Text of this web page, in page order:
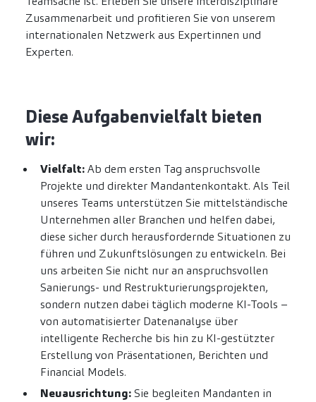
Zusammenarbeit und profitieren Sie von unserem
internationalen Netzwerk aus Expertinnen und
Experten.
Diese Aufgabenvielfalt bieten
wir:
Vielfalt:Ab dem ersten Tag anspruchsvolle
Projekte und direkter Mandantenkontakt. Als Teil
unseres Teams unterstützen Sie mittelständische
Unternehmen aller Branchen und helfen dabei,
diese sicher durch herausfordernde Situationen zu
führen und Zukunftslösungen zu entwickeln. Bei
uns arbeiten Sie nicht nur an anspruchsvollen
Sanierungs- und Restrukturierungsprojekten,
sondern nutzen dabei täglich moderne KI-Tools –
von automatisierter Datenanalyse über
intelligente Recherche bis hin zu KI-gestützter
Erstellung von Präsentationen, Berichten und
Financial Models.
Neuausrichtung:Sie begleiten Mandanten in